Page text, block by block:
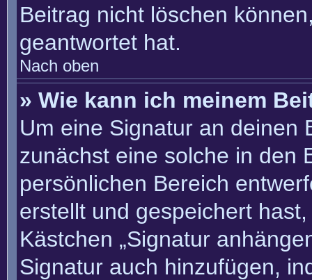
Beitrag nicht löschen
geantwortet hat.
Nach oben
» Wie kann ich meinem
Um eine Signatur an deinen
zunächst eine solche in den
persönlichen Bereich
erstellt und gespeichert
Kästchen „Signatur
Signatur auch hinzufügen,